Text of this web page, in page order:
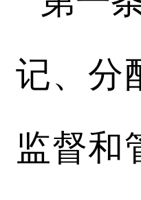
记、分
监督和